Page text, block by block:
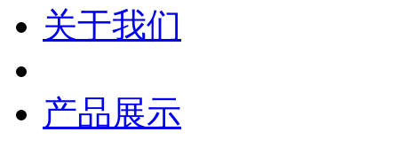
关于我们
产品展示